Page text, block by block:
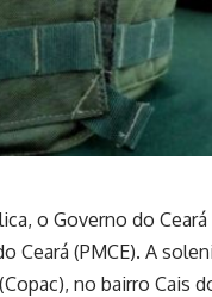
o Governo do
Ceará (PMCE). A
no bairro Cais